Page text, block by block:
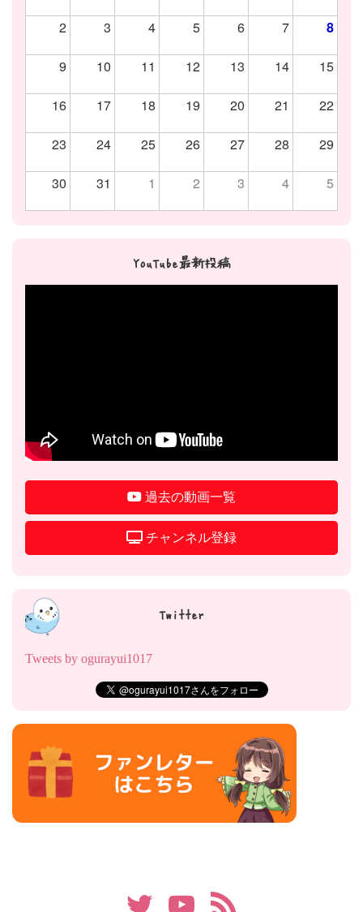
2 3 4 5 6 7 8
9 10 11 12 13 14 15
16 17 18 19 20 21 22
23 24 25 26 27 28 29
30 31 1 2 3 4 5
YouTube最新投稿
過去の動画一覧
チャンネル登録
Twitter
Tweets by ogurayui1017